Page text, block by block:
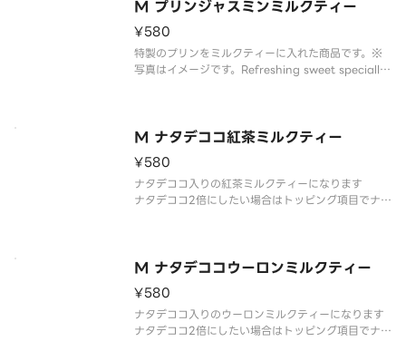
M プリンジャスミンミルクティー
¥580
特製のプリンをミルクティーに入れた商品です。※
写真はイメージです。Refreshing sweet specially
M ナタデココ紅茶ミルクティー
¥580
ナタデココ入りの紅茶ミルクティーになります
ナタデココ2倍にしたい場合はトッピング項目でナタ
If you want to double
M ナタデココウーロンミルクティー
¥580
ナタデココ入りのウーロンミルクティーになります
ナタデココ2倍にしたい場合はトッピング項目でナタ